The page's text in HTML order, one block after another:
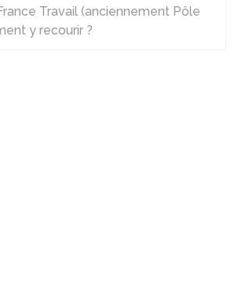
Travail (anciennement Pôle
y recourir ?